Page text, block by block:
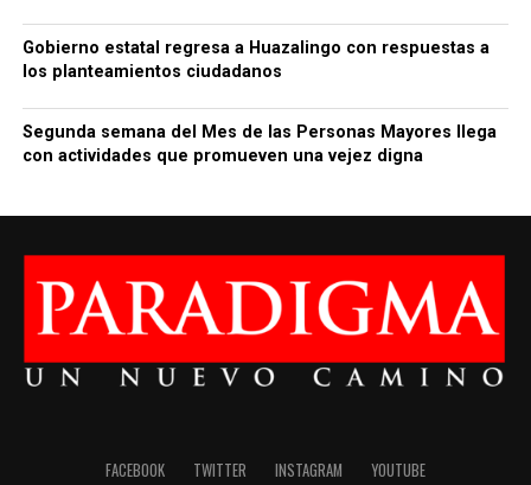
Gobierno estatal regresa a Huazalingo con respuestas a
los planteamientos ciudadanos
Segunda semana del Mes de las Personas Mayores llega
con actividades que promueven una vejez digna
FACEBOOK TWITTER INSTAGRAM YOUTUBE